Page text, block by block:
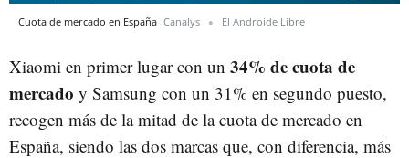
Cuota de mercado en España Canalys El Androide Libre
Xiaomi en primer lugar con un 34% de cuota de
mercado y Samsung con un 31% en segundo puesto,
recogen más de la mitad de la cuota de mercado en
España, siendo las dos marcas que, con diferencia, más